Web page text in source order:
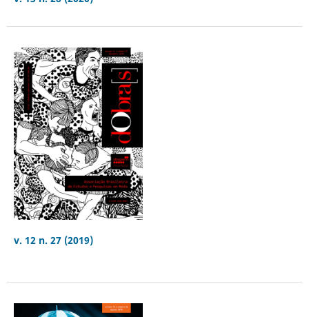
v. 12 n. 27 (2019)